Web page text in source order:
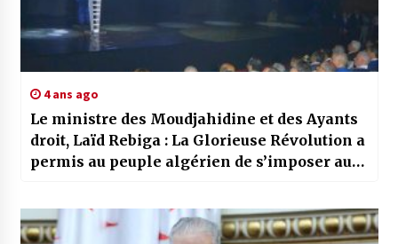
4 ans ago
Le ministre des Moudjahidine et des Ayants
droit, Laïd Rebiga : La Glorieuse Révolution a
permis au peuple algérien de s’imposer aux